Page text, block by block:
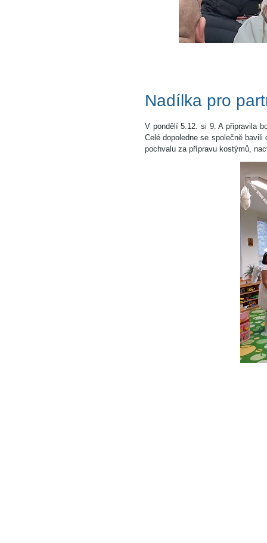
Nadílka pro
V pondělí 5.12. si 9. A připravila
Celé dopoledne se společně
pochvalu za přípravu kostýmů,